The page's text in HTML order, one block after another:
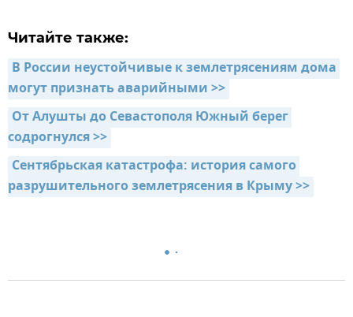
Читайте также:
В России неустойчивые к землетрясениям дома
могут признать аварийными >>
От Алушты до Севастополя Южный берег
содрогнулся >>
Сентябрьская катастрофа: история самого
разрушительного землетрясения в Крыму >>